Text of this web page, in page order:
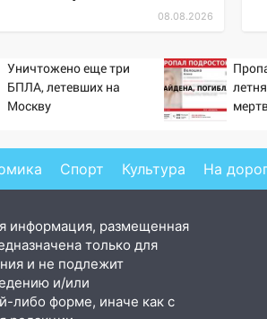
08.08.2026
Уничтожено еще три
БПЛА, летевших на
Москву
Спорт Культура На
информация, размещенная
только для
и не подлежит
и/или
либо форме, иначе как с